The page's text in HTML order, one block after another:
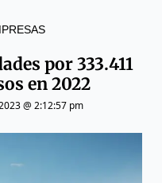
por 333.411
en 2022
@ 2:12:57 pm